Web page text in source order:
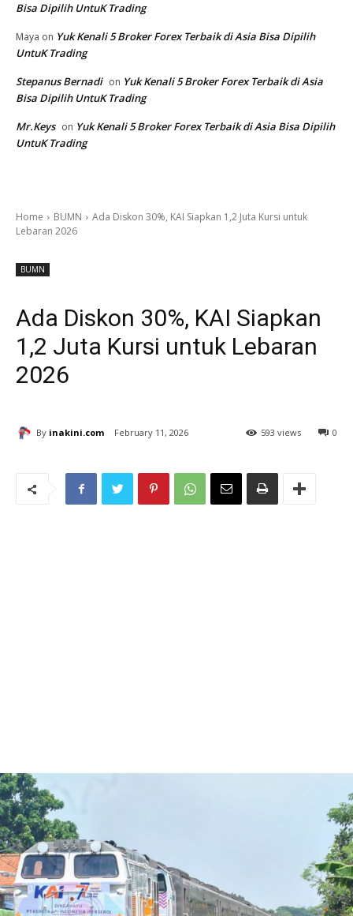
Bisa Dipilih UntuK Trading
Maya on Yuk Kenali 5 Broker Forex Terbaik di Asia Bisa Dipilih
UntuK Trading
Stepanus Bernadi on Yuk Kenali 5 Broker Forex Terbaik di Asia
Bisa Dipilih UntuK Trading
Mr.Keys on Yuk Kenali 5 Broker Forex Terbaik di Asia Bisa Dipilih
UntuK Trading